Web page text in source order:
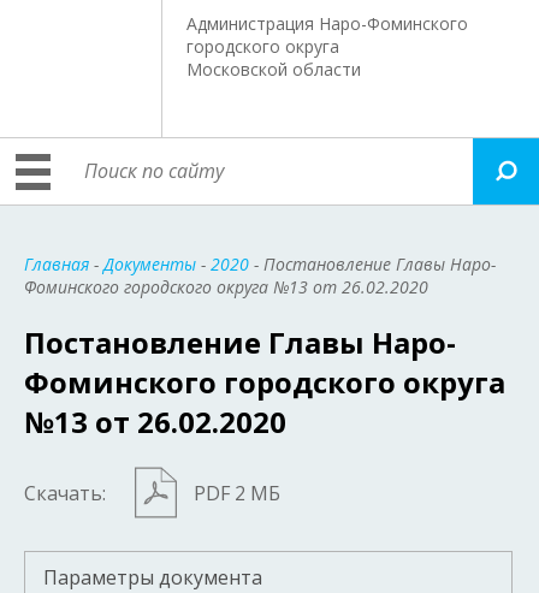
Администрация Наро-Фоминского
городского округа
Московской области
Главная -Документы - 2020 - Постановление Главы Наро-
Фоминского городского округа №13 от 26.02.2020
Постановление Главы Наро-
Фоминского городского округа
№13 от 26.02.2020
Скачать: PDF 2 МБ
Параметры документа